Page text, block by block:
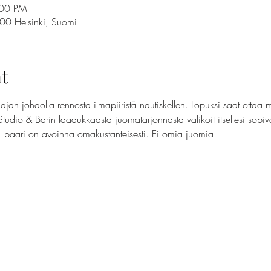
PM
Helsinki, Suomi
johdolla rennosta ilmapiiristä nautiskellen. Lopuksi saat ottaa
& Barin laadukkaasta juomatarjonnasta valikoit itsellesi
on avoinna omakustanteisesti. Ei omia juomia!